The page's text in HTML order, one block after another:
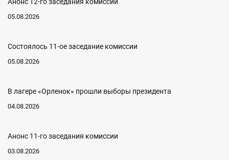
05.08.2026
Состоялось 11-ое заседание комиссии
05.08.2026
В лагере «Орленок» прошли выборы президента
04.08.2026
Анонс 11-го заседания комиссии
03.08.2026